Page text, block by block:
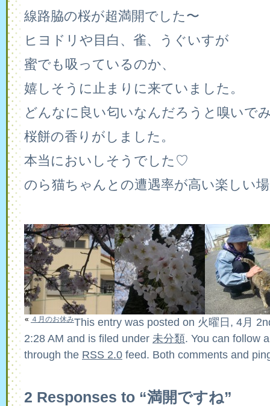
線路脇の桜が超満開でした〜
ヒヨドリや目白、雀、うぐいすが
蜜でも吸っているのか、
嬉しそうに止まりに来ていました。
どんなに良い匂いなんだろうと嗅いで
桜餅の香りがしました。
本当においしそうでした♡
のら猫ちゃんとの遭遇率が高い楽しい
« ４月のお休みThis entry was posted on 火曜日, 4月
2:28 AM and is filed under 未分類. You can follow
through the RSS 2.0 feed. Both comments and
2 Responses to “満開ですね”